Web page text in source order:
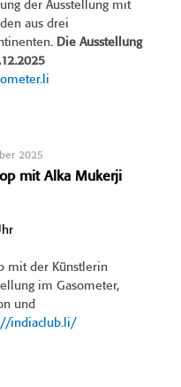
der Ausstellung mit
aus drei
Die Ausstellung
2025
mit Alka Mukerji
mit der Künstlerin
im Gasometer,
und
indiaclub.li/